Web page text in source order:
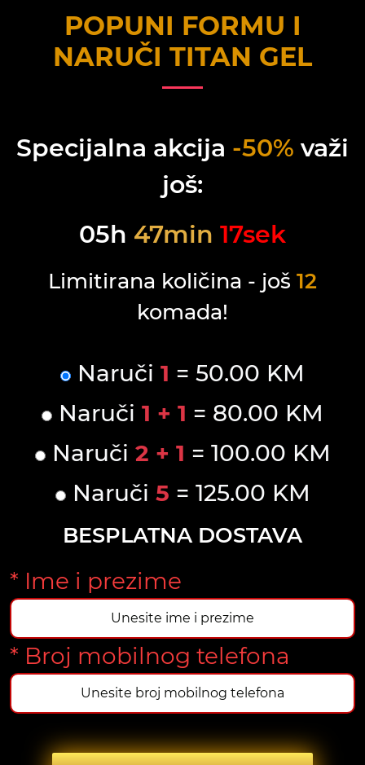
POPUNI FORMU I
NARUČI TITAN GEL
Specijalna akcija -50% važi
još:
05h 47min 17sek
Limitirana količina - još 12
komada!
Naruči 1 = 50.00 KM
Naruči 1 + 1 = 80.00 KM
Naruči 2 + 1 = 100.00 KM
Naruči 5 = 125.00 KM
BESPLATNA DOSTAVA
* Ime i prezime
* Broj mobilnog telefona